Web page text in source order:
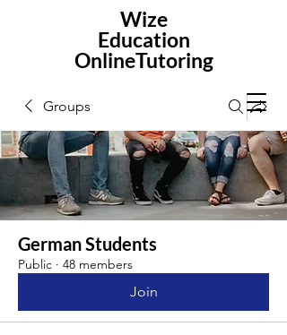
Wize
Education
OnlineTutoring
Groups
German Students
Public · 48 members
Join